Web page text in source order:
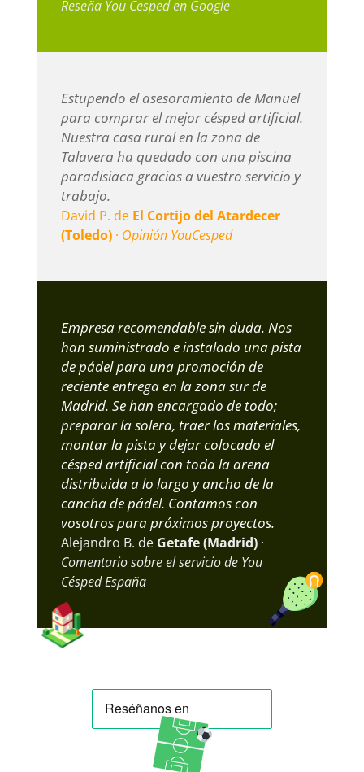
Reseña You Cesped en Google
Estupendo el asesoramiento de Manuel
para comprar el mejor césped artificial.
Nuestra casa rural en la zona de
Talavera ha quedado con una piscina
paradisiaca gracias a vuestro servicio y
trabajo.
David P. de El Cortijo del Atardecer
(Toledo)· Opinión YouCesped
Empresa recomendable sin duda. Nos
han suministrado e instalado una pista
de pádel para una promoción de
reciente entrega en la zona sur de
Madrid. Se han encargado de todo;
preparar la solera, traer los materiales,
montar la pista y dejar colocado el
césped artificial con toda la arena
distribuida a lo largo y ancho de la
cancha de pádel. Contamos con
vosotros para próximos proyectos.
Alejandro B. de Getafe (Madrid)·
Comentario sobre el servicio de You
Césped España